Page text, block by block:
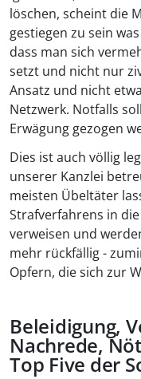
löschen, scheint die
gestiegen zu sein
dass man sich
setzt und nicht nur
Ansatz und nicht
Netzwerk. Notfalls
Erwägung gezogen
Dies ist auch völlig
unserer Kanzlei
meisten Übeltäter
Strafverfahrens in
verweisen und
mehr rückfällig -
Opfern, die sich zur
Beleidigung,
Nachrede,
Top Five der